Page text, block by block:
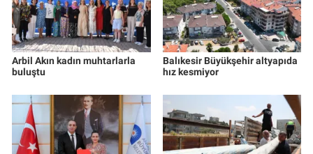
Arbil Akın kadın muhtarlarla
buluştu
Balıkesir Büyükşehir altyapıda
hız kesmiyor